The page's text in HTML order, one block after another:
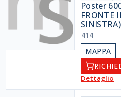
Poster
FRONTE
SINISTRA)
414
MAPPA
Dettaglio